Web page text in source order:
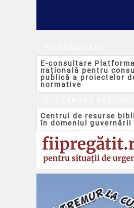
E-consultare Platforma
națională pentru
publică a proiectelor
normative
Centrul de resurse
în domeniul guvernării